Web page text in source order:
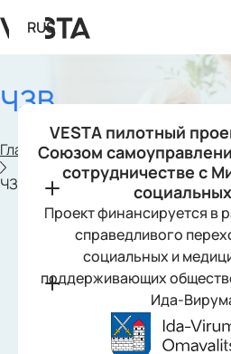
RUS
ЧЗВ
Главная
ЧЗВ
Что
такое
услуга
VESTA?
предназначена
VESTA пилотный
Союзом
сотрудничестве с
Проект финансируется в
справедливого
социальных и
поддерживающих
Ида-